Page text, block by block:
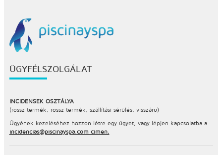
ÜGYFÉLSZOLGÁLAT
INCIDENSEK OSZTÁLYA
(rossz termék, rossz termék, szállítási sérülés, visszáru)
Ügyének kezeléséhez hozzon létre egy ügyet, vagy lépjen kapcsolatba a
incidencias@piscinayspa.com címen.